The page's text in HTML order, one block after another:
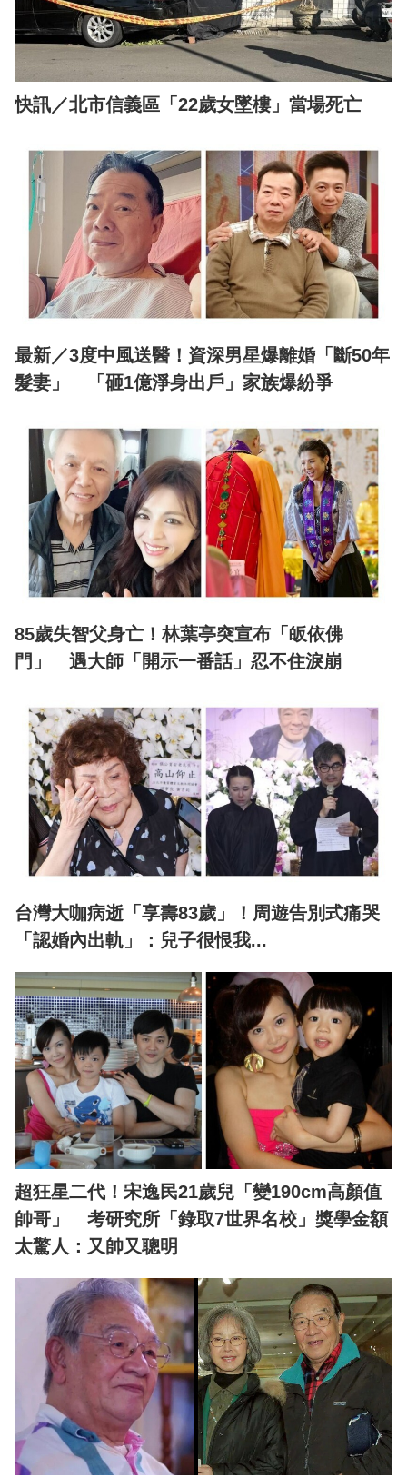
快訊／北市信義區「22歲女墜樓」當場死亡
最新／3度中風送醫！資深男星爆離婚「斷50年
髮妻」 「砸1億淨身出戶」家族爆紛爭
85歲失智父身亡！林葉亭突宣布「皈依佛
門」 遇大師「開示一番話」忍不住淚崩
台灣大咖病逝「享壽83歲」！周遊告別式痛哭
「認婚內出軌」：兒子很恨我...
超狂星二代！宋逸民21歲兒「變190cm高顏值
帥哥」 考研究所「錄取7世界名校」獎學金額
太驚人：又帥又聰明